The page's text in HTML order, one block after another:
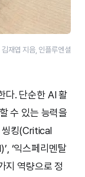
재엽 지음, 인플루엔셜
다. 단순한 AI 활
수 있는 능력을
씽킹(Critical
‘익스페리멘탈
지 역량으로 정